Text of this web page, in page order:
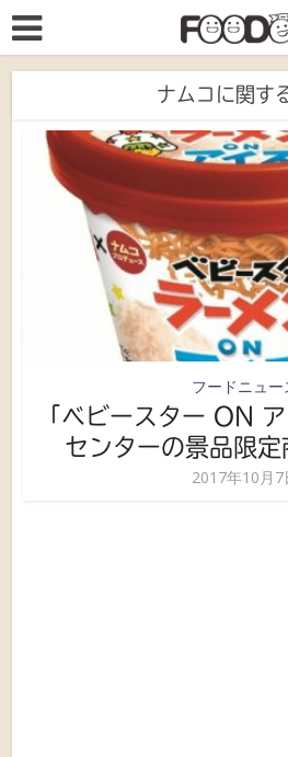
ナムコに関す
フードニュー
「ベビースター ON
センターの景品限定
2017年10月7